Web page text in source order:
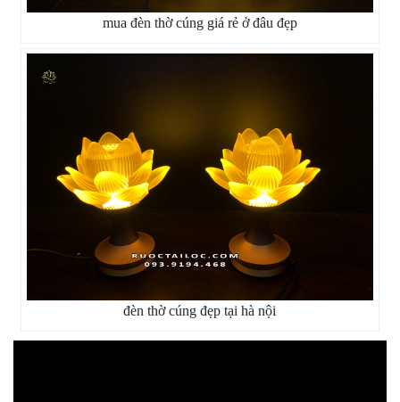
mua đèn thờ cúng giá rẻ ở đâu đẹp
đèn thờ cúng đẹp tại hà nội